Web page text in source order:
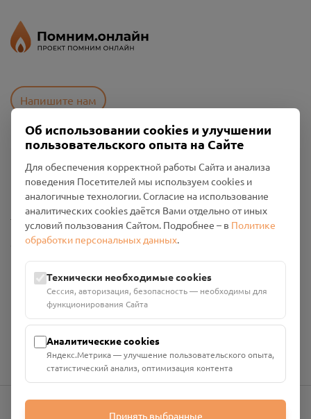
Напишите нам
Политика конфиденциальности
Промо-материалы
Настройки cookies
Общество с ограниченной ответственностью «Смоленский
Проект Помним»
ИНН: 6700029207 ОГРН: 1256700001986
Юридический адрес: 216790, Смоленская область, р-н
Руднянский, г. Рудня, улица Западная, д. 26А, пом. 18
Номер счёта: 40702810901130004287 в АО "АЛЬФА-БАНК"
Об использовании cookies и улучшении
пользовательского опыта на Сайте
Для обеспечения корректной работы Сайта и анализа
поведения Посетителей мы используем cookies и
аналогичные технологии. Согласие на использование
аналитических cookies даётся Вами отдельно от иных
условий пользования Сайтом. Подробнее – в Политике
обработки персональных данных.
Технически необходимые cookies
Сессия, авторизация, безопасность — необходимы для
функционирования Сайта
Аналитические cookies
Яндекс.Метрика — улучшение пользовательского опыта,
статистический анализ, оптимизация контента
Принять выбранные